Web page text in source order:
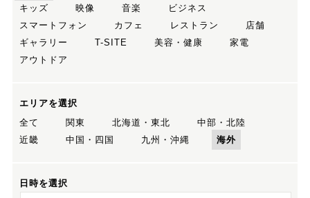
キッズ
映像 音楽
ビジネス
スマートフォン
カフェ レストラン
店舗
ギャラリー
T-SITE 美容・健康
家電
アウトドア
エリアを選択
全て
関東 北海道・東北
中部・北陸
近畿
中国・四国 九州・沖縄 海外
日時を選択